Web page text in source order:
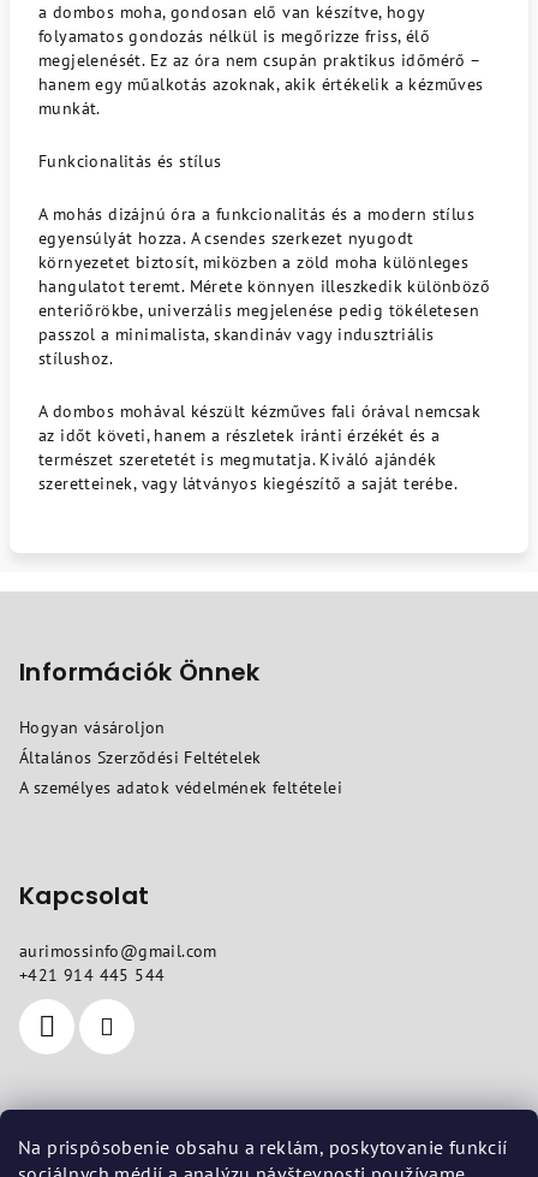
Na prispôsobenie obsahu a reklám, poskytovanie funkcií
a dombos moha, gondosan elő van készítve, hogy
folyamatos gondozás nélkül is megőrizze friss, élő
megjelenését. Ez az óra nem csupán praktikus időmérő –
hanem egy műalkotás azoknak, akik értékelik a kézműves
munkát.
Funkcionalitás és stílus
A mohás dizájnú óra a funkcionalitás és a modern stílus
egyensúlyát hozza. A csendes szerkezet nyugodt
környezetet biztosít, miközben a zöld moha különleges
hangulatot teremt. Mérete könnyen illeszkedik különböző
enteriőrökbe, univerzális megjelenése pedig tökéletesen
passzol a minimalista, skandináv vagy indusztriális
stílushoz.
A dombos mohával készült kézműves fali órával nemcsak
az időt követi, hanem a részletek iránti érzékét és a
természet szeretetét is megmutatja. Kiváló ajándék
szeretteinek, vagy látványos kiegészítő a saját terébe.
Információk Önnek
Hogyan vásároljon
Általános Szerződési Feltételek
A személyes adatok védelmének feltételei
Kapcsolat
aurimossinfo@gmail.com
+421 914 445 544
Hol talál meg minket